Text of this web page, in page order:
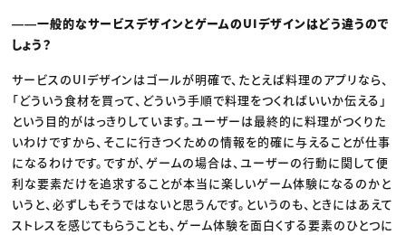
――一般的なサービスデザインとゲームのUIデザインはどう違うので
しょう？
サービスのUIデザインはゴールが明確で、たとえば料理のアプリなら、
「どういう食材を買って、どういう手順で料理をつくればいいか伝える」
という目的がはっきりしています。ユーザーは最終的に料理がつくりた
いわけですから、そこに行きつくための情報を的確に与えることが仕事
になるわけです。ですが、ゲームの場合は、ユーザーの行動に関して便
利な要素だけを追求することが本当に楽しいゲーム体験になるのかと
いうと、必ずしもそうではないと思うんです。というのも、ときにはあえて
ストレスを感じてもらうことも、ゲーム体験を面白くする要素のひとつに